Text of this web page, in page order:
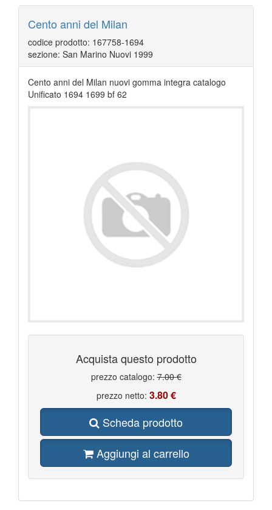
Cento anni del Milan
codice prodotto: 167758-1694
sezione: San Marino Nuovi 1999
Cento anni del Milan nuovi gomma integra catalogo
Unificato 1694 1699 bf 62
Acquista questo prodotto
prezzo catalogo:7.00 €
prezzo netto: 3.80 €
Scheda prodotto
Aggiungi al carrello